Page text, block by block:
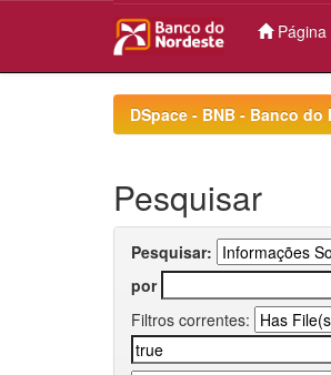
Página
DSpace - BNB - Banco
Pesquisar
Pesquisar:
por
Filtros correntes: